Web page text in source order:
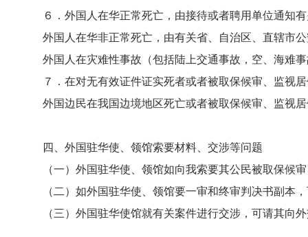
６．外国人在华正常死亡，由接待或者聘用单位通知有
外国人在华非正常死亡，由有关省、自治区、直辖市公
外国人在灾难性事故（包括陆上交通事故，空、海难事
７．在对无有效证件证实死者或者被取保候审、监视居
外国边民在我国边境地区死亡或者被取保候审、监视居
四、 外国驻华使、领馆索要材料、交涉等问题
（一）外国驻华使、领馆如向我索要其公民被取保候审
（二）如外国驻华使、领馆要一审和终审判决书副本，
（三）外国驻华使馆就有关案件进行交涉，可请其向外